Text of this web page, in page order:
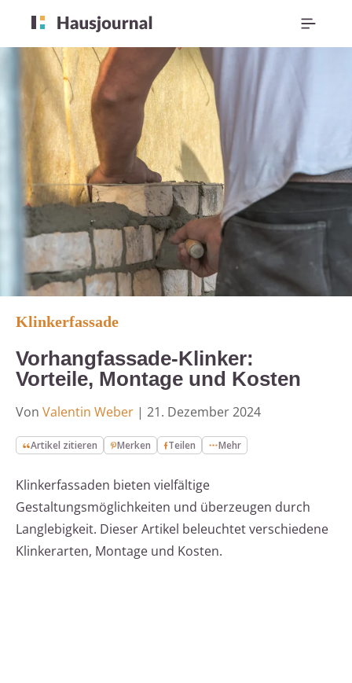
Klinkerfassade
Vorhangfassade-Klinker:
Vorteile, Montage und Kosten
Von Valentin Weber | 21. Dezember 2024
Artikel zitieren Merken Teilen Mehr
Klinkerfassaden bieten vielfältige
Gestaltungsmöglichkeiten und überzeugen durch
Langlebigkeit. Dieser Artikel beleuchtet verschiedene
Klinkerarten, Montage und Kosten.